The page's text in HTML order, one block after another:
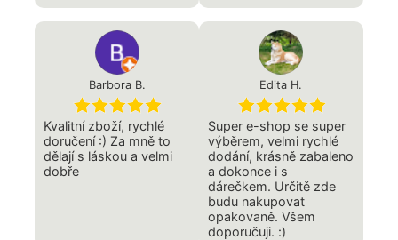
Barbora B.
Kvalitní zboží, rychlé
doručení :) Za mně to
dělají s láskou a velmi
dobře
Edita H.
Super e-shop se super
výběrem, velmi rychlé
dodání, krásně zabaleno
a dokonce i s
dárečkem. Určitě zde
budu nakupovat
opakovaně. Všem
doporučuji. :)